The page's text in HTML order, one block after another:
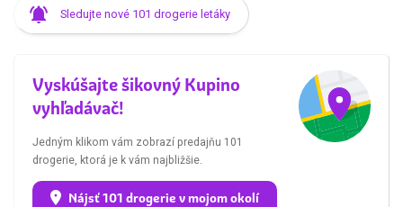
Sledujte nové 101 drogerie letáky
Vyskúšajte šikovný Kupino
vyhľadávač!
Jedným klikom vám zobrazí predajňu 101
drogerie, ktorá je k vám najbližšie.
Nájsť 101 drogerie v mojom okolí